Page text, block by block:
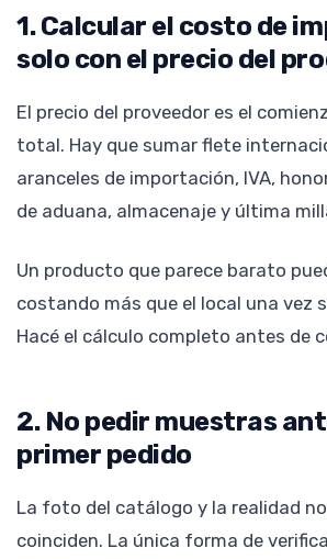
1. Calcular el costo de
solo con el precio del
El precio del proveedor es el
total. Hay que sumar flete
aranceles de importación, IVA,
de aduana, almacenaje y última
Un producto que parece barato
costando más que el local una vez
Hacé el cálculo completo antes de
2. No pedir muestras
primer pedido
La foto del catálogo y la realidad
coinciden. La única forma de